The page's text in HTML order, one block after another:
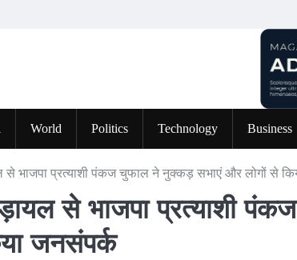
World Politics Technology Business
से भाजपा प्रत्याशी पंकज चुफाल ने नुक्कड़ सभाएं और लोगों से
से भाजपा प्रत्याशी
जनसंपर्क